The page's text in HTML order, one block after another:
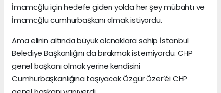
İmamoğlu için hedefe giden yolda her şey mübahtı ve
İmamoğlu cumhurbaşkanı olmak istiyordu.
Ama elinin altında büyük olanaklara sahip İstanbul
Belediye Başkanlığını da bırakmak istemiyordu. CHP
genel başkanı olmak yerine kendisini
Cumhurbaşkanlığına taşıyacak Özgür Özer’éi CHP